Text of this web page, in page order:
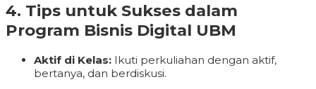
4. Tips untuk Sukses dalam
Program Bisnis Digital UBM
Aktif di Kelas: Ikuti perkuliahan dengan aktif,
bertanya, dan berdiskusi.